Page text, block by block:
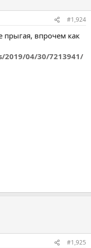
#1,924
прыгая, впрочем как
04/30/7213941/
#1,925